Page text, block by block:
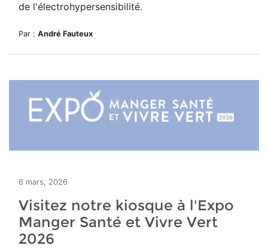
de l'électrohypersensibilité.
Par : André Fauteux
6 mars, 2026
Visitez notre kiosque à l'Expo
Manger Santé et Vivre Vert
2026